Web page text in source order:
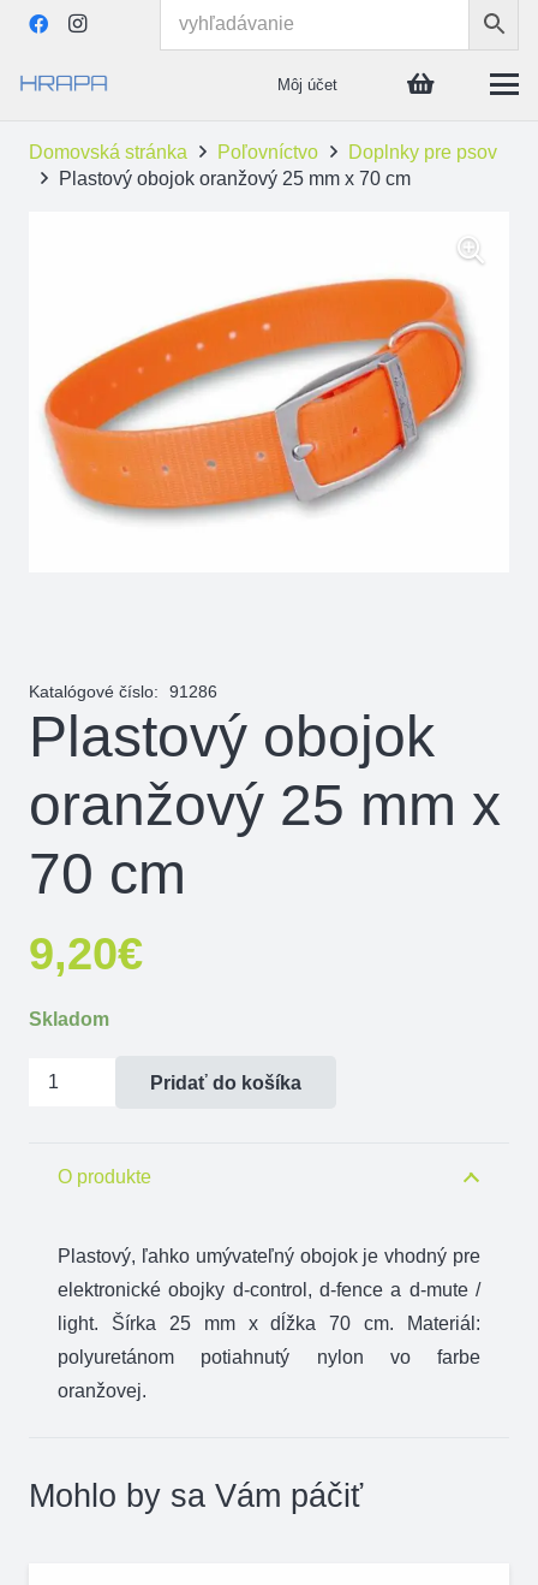
Môj účet
Domovská stránka Poľovníctvo
Doplnky pre psov
Plastový obojok oranžový 25 mm x 70 cm
Katalógové číslo: 91286
Plastový obojok
oranžový 25 mm x
70 cm
9,20€
Skladom
množstvo
oranžový
Pridať do košíka
O produkte
Plastový, ľahko umývateľný obojok je vhodný pre
elektronické obojky d-control, d-fence a d-mute /
light. Šírka 25 mm x dĺžka 70 cm. Materiál:
polyuretánom potiahnutý nylon vo farbe
oranžovej.
Mohlo by sa Vám páčiť